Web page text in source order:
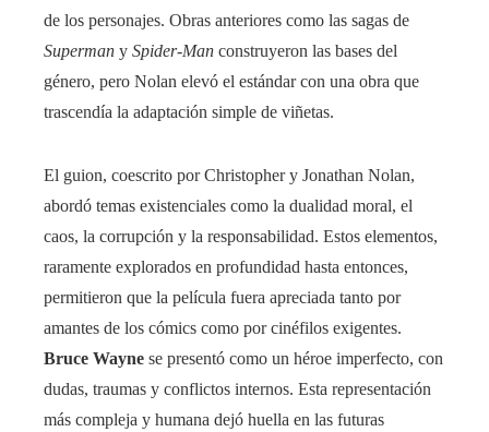
de los personajes. Obras anteriores como las sagas de
Superman y Spider-Man construyeron las bases del
género, pero Nolan elevó el estándar con una obra que
trascendía la adaptación simple de viñetas.
El guion, coescrito por Christopher y Jonathan Nolan,
abordó temas existenciales como la dualidad moral, el
caos, la corrupción y la responsabilidad. Estos elementos,
raramente explorados en profundidad hasta entonces,
permitieron que la película fuera apreciada tanto por
amantes de los cómics como por cinéfilos exigentes.
Bruce Wayne se presentó como un héroe imperfecto, con
dudas, traumas y conflictos internos. Esta representación
más compleja y humana dejó huella en las futuras